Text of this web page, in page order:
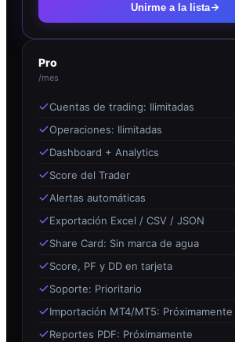
Unirme a la lista
Pro
/mes
Cuentas de trading: Ilimitadas
Operaciones: Ilimitadas
Dashboard + Analytics
Score del Trader
Alertas automáticas
Exportación Excel / CSV / JSON
Share Card: Sin marca de agua
Score, PF y DD en tarjeta
Soporte: Prioritario
Importación MT4/MT5: Próximamente
Reportes PDF: Próximamente